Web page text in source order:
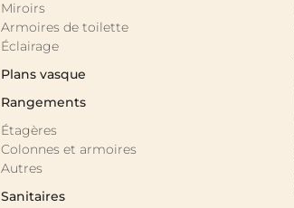
Miroirs
Armoires de toilette
Éclairage
Plans vasque
Rangements
Étagères
Colonnes et armoires
Autres
Sanitaires